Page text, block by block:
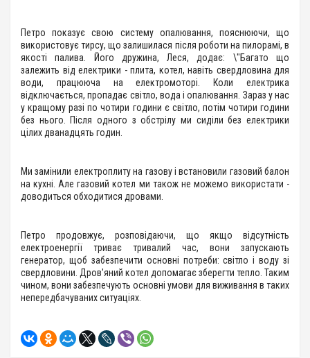
Петро показує свою систему опалювання, пояснюючи, що
використовує тирсу, що залишилася після роботи на пилорамі, в
якості палива. Його дружина, Леся, додає: \"Багато що
залежить від електрики - плита, котел, навіть свердловина для
води, працююча на електромоторі. Коли електрика
відключається, пропадає світло, вода і опалювання. Зараз у нас
у кращому разі по чотири години є світло, потім чотири години
без нього. Після одного з обстрілу ми сиділи без електрики
цілих дванадцять годин.
Ми замінили електроплиту на газову і встановили газовий балон
на кухні. Але газовий котел ми також не можемо використати -
доводиться обходитися дровами.
Петро продовжує, розповідаючи, що якщо відсутність
електроенергії триває тривалий час, вони запускають
генератор, щоб забезпечити основні потреби: світло і воду зі
свердловини. Дров'яний котел допомагає зберегти тепло. Таким
чином, вони забезпечують основні умови для виживання в таких
непередбачуваних ситуаціях.